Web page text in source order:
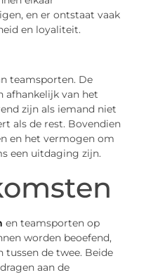
en er ontstaat vaak
en loyaliteit.
teamsporten. De
afhankelijk van het
zijn als iemand niet
als de rest. Bovendien
en het vermogen om
een uitdaging zijn.
en teamsporten op
worden beoefend,
tussen de twee. Beide
aan de